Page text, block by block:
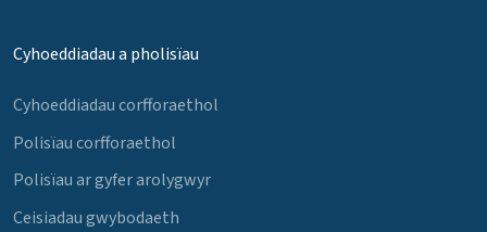
Cyhoeddiadau a pholisïau
Cyhoeddiadau corfforaethol
Polisïau corfforaethol
Polisïau ar gyfer arolygwyr
Ceisiadau gwybodaeth